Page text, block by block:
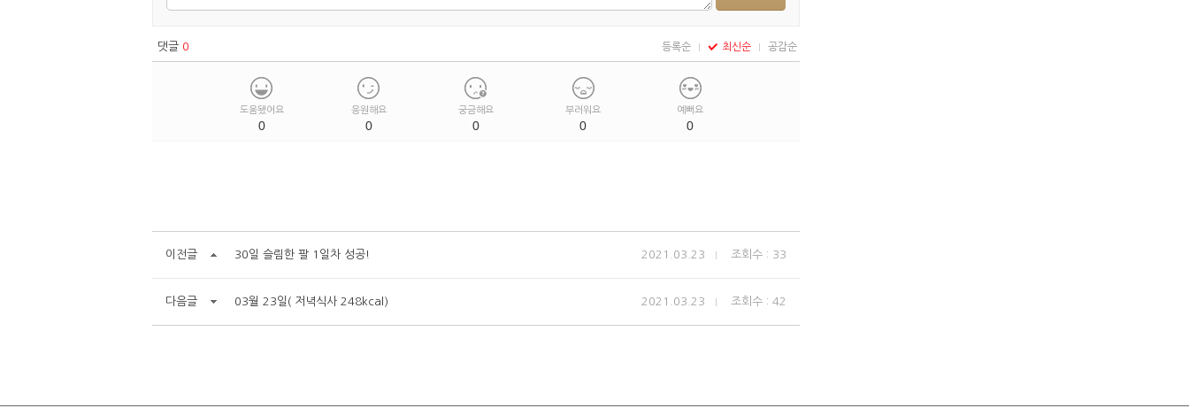
댓글 0 등록순 최신순 공감순
도움됐어요
0
응원해요
0
궁금해요
0
부러워요
0
예뻐요
0
이전글 30일 슬림한 팔 1일차 성공! 2021.03.23 조회수 : 33
다음글 03월 23일( 저녁식사 248kcal) 2021.03.23 조회수 : 42